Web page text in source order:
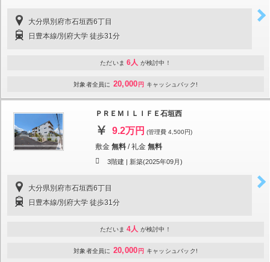
大分県別府市石垣西6丁目
日豊本線/別府大学 徒歩31分
ただいま 6人 が検討中！
対象者全員に 20,000 円 キャッシュバック!
ＰＲＥＭＩＬＩＦＥ石垣西
9.2万円 (管理費 4,500円)
敷金 無料 /礼金 無料
3階建 | 新築(2025年09月)
大分県別府市石垣西6丁目
日豊本線/別府大学 徒歩31分
ただいま 4人 が検討中！
対象者全員に 20,000 円 キャッシュバック!